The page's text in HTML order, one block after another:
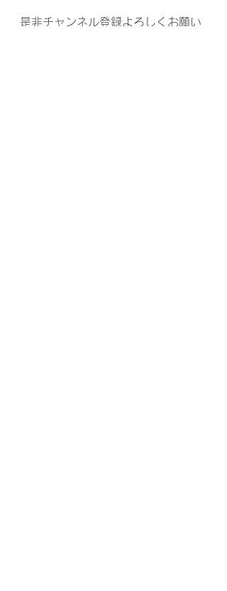
是非チャンネル登録よろしくお願い